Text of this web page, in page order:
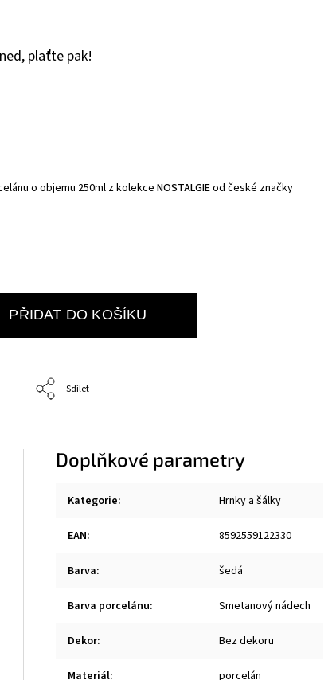
plaťte pak!
o objemu 250ml z kolekceNOSTALGIEod české značky
PŘIDAT DO KOŠÍKU
Sdílet
Doplňkové parametry
Kategorie: Hrnky a šálky
EAN: 8592559122330
Barva: šedá
Barva porcelánu: Smetanový nádech
Dekor: Bez dekoru
Materiál: porcelán